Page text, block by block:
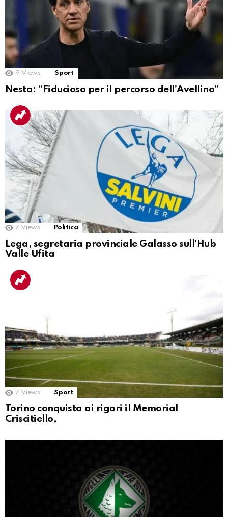
9 Views Sport
Nesta: “Fiducioso per il percorso dell’Avellino”
7 Views Politica
Lega, segretaria provinciale Galasso sull’Hub
Valle Ufita
7 Views Sport
Torino conquista ai rigori il Memorial
Criscitiello,